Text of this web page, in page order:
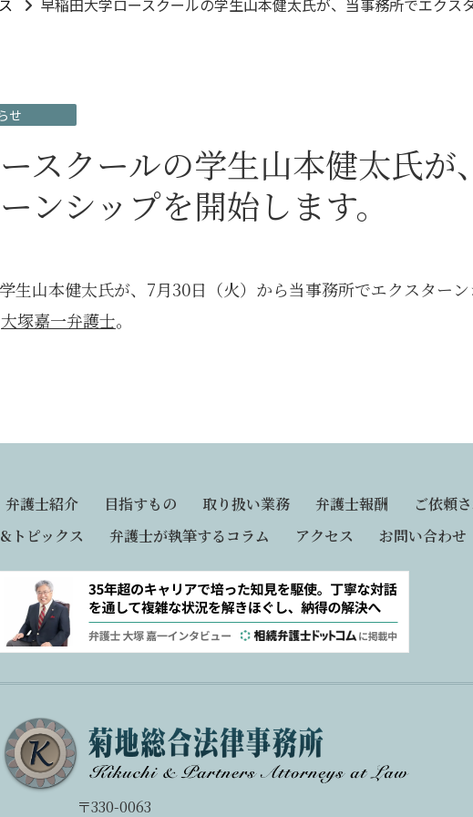
早稲田大学ロースクールの学生山本健太氏が、当事務所でエクス
せ
スクールの学生山本健太氏が
ンシップを開始します。
生山本健太氏が、7月30日（火）から当事務所でエクスター
大塚嘉一弁護士。
弁護士紹介 目指すもの 取り扱い業務 弁護士報酬
ご依頼
トピックス
弁護士が執筆するコラム アクセス お問い合わせ
〒330-0063